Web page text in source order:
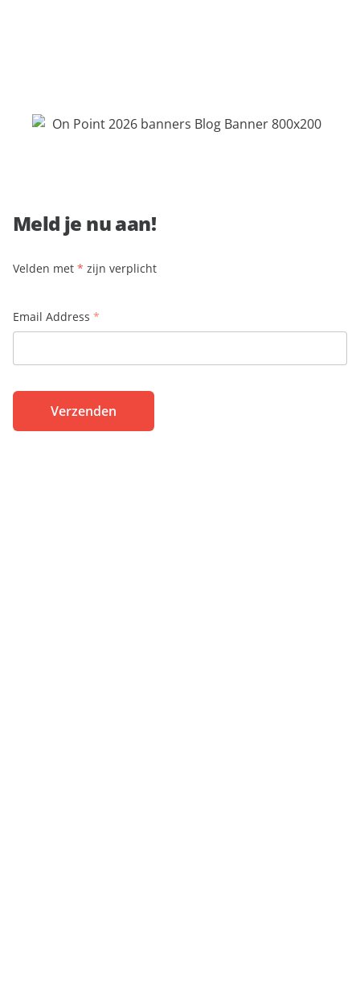
Meld je nu aan!
Velden met * zijn verplicht
*
Email Address
Verzenden